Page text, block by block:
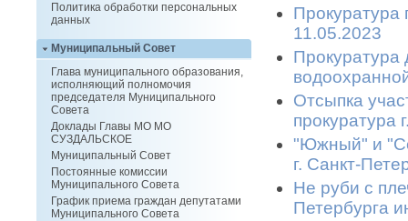
Политика обработки персональных
данных
Муниципальный Совет
Глава муниципального образования,
исполняющий полномочия
председателя Муниципального
Совета
Доклады Главы МО МО
СУЗДАЛЬСКОЕ
Муниципальный Совет
Постоянные комиссии
Муниципального Совета
График приема граждан депутатами
Муниципального Совета
Прокуратура
11.05.2023
Прокуратура
Отсыпка
прокуратура
"Южный" и
г. Санкт-
Не руби с
Петербурга